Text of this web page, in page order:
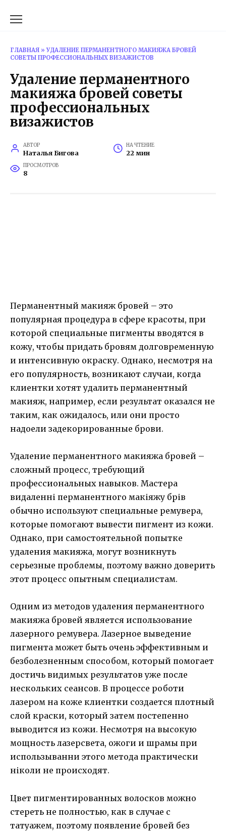
ГЛАВНАЯ »УДАЛЕНИЕ ПЕРМАНЕНТНОГО МАКИЯЖА БРОВЕЙ
СОВЕТЫ ПРОФЕССИОНАЛЬНЫХ ВИЗАЖИСТОВ
Удаление перманентного
макияжа бровей советы
профессиональных
визажистов
АВТОР
Наталья Бигова
НА ЧТЕНИЕ
22 мин
ПРОСМОТРОВ
8
Перманентный макияж бровей – это
популярная процедура в сфере красоты, при
которой специальные пигменты вводятся в
кожу, чтобы придать бровям долговременную
и интенсивную окраску. Однако, несмотря на
его популярность, возникают случаи, когда
клиентки хотят удалить перманентный
макияж, например, если результат оказался не
таким, как ожидалось, или они просто
надоели задекорированные брови.
Удаление перманентного макияжа бровей –
сложный процесс, требующий
профессиональных навыков. Мастера
видаленні перманентного макіяжу брів
обычно используют специальные ремувера,
которые помогают вывести пигмент из кожи.
Однако, при самостоятельной попытке
удаления макияжа, могут возникнуть
серьезные проблемы, поэтому важно доверить
этот процесс опытным специалистам.
Одним из методов удаления перманентного
макияжа бровей является использование
лазерного ремувера. Лазерное выведение
пигмента может быть очень эффективным и
безболезненным способом, который помогает
достичь видимых результатов уже после
нескольких сеансов. В процессе роботи
лазером на коже клиентки создается плотный
слой краски, который затем постепенно
выводится из кожи. Несмотря на высокую
мощность лазерсвета, ожоги и шрамы при
использыванни этого метода практически
ніколи не происходят.
Цвет пигментированных волосков можно
стереть не полностью, как в случае с
татуажем, поэтому появление бровей без